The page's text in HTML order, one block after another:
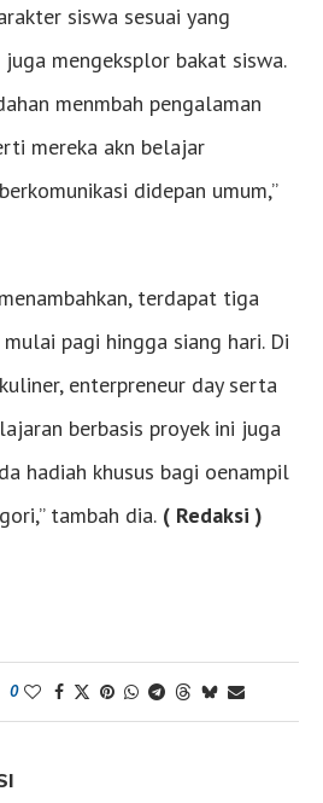
siswa sesuai yang
mengeksplor bakat siswa.
menmbah pengalaman
mereka akn belajar
didepan umum,”
terdapat tiga
pagi hingga siang hari. Di
enterpreneur day serta
berbasis proyek ini juga
hadiah khusus bagi oenampil
tambah dia. ( Redaksi )
0